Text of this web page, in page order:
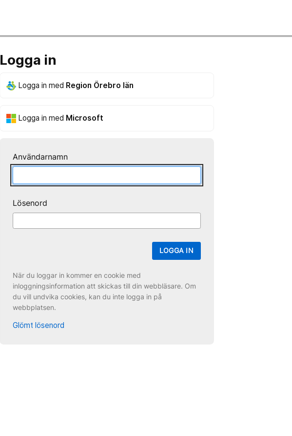
Logga in
Logga in med Region Örebro län
Logga in med Microsoft
Användarnamn
Lösenord
LOGGA IN
När du loggar in kommer en cookie med
inloggningsinformation att skickas till din webbläsare. Om
du vill undvika cookies, kan du inte logga in på
webbplatsen.
Glömt lösenord